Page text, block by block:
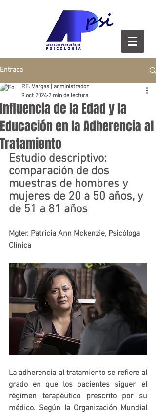
Entrada
Influencia de la Edad y la
Educación en la Adherencia al
Tratamiento
P.E. Vargas | administrador
9 oct 2024 2 min de lectura
Estudio descriptivo:
comparación de dos
muestras de hombres y
mujeres de 20 a 50 años, y
de 51 a 81 años
Mgter. Patricia Ann Mckenzie, Psicóloga
Clínica
La adherencia al tratamiento se refiere al
grado en que los pacientes siguen el
régimen terapéutico prescrito por su
médico. Según la Organización Mundial